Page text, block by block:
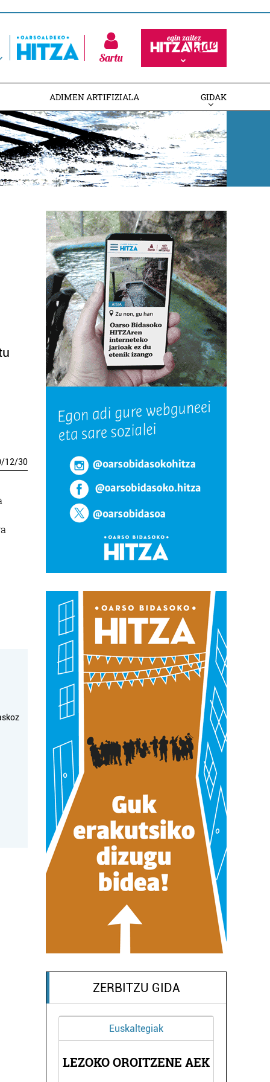
Sartu
ADIMEN ARTIFIZIALA GIDAK
/12/30
ZERBITZU GIDA
Euskaltegiak
LEZOKO OROITZENE AEK